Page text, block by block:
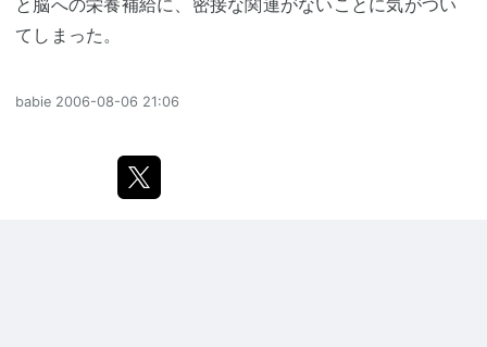
と脳への栄養補給に、密接な関連がないことに気がつい
てしまった。
babie 2006-08-06 21:06